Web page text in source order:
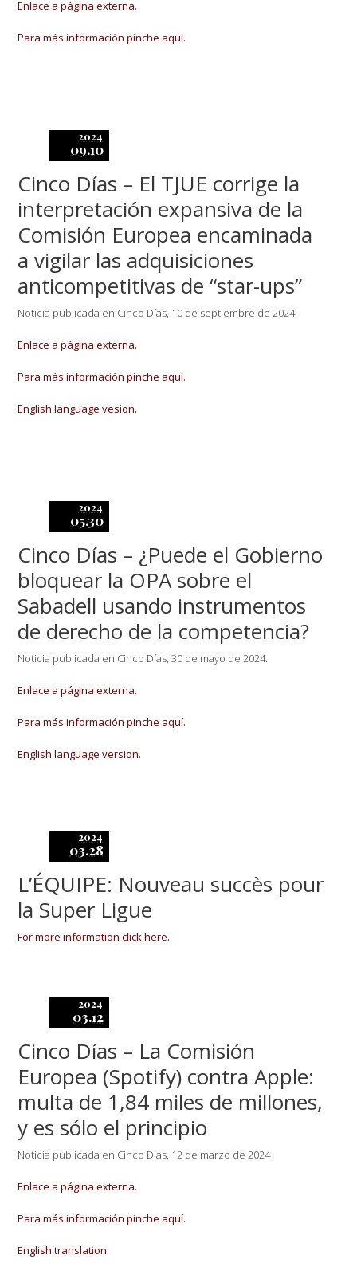
Enlace a página externa.
Para más información pinche aquí.
2024
09.10
Cinco Días – El TJUE corrige la
interpretación expansiva de la
Comisión Europea encaminada
a vigilar las adquisiciones
anticompetitivas de “star-ups”
Noticia publicada en Cinco Días, 10 de septiembre de 2024
Enlace a página externa.
Para más información pinche aquí.
English language vesion.
2024
05.30
Cinco Días – ¿Puede el Gobierno
bloquear la OPA sobre el
Sabadell usando instrumentos
de derecho de la competencia?
Noticia publicada en Cinco Días, 30 de mayo de 2024.
Enlace a página externa.
Para más información pinche aquí.
English language version.
2024
03.28
L’ÉQUIPE: Nouveau succès pour
la Super Ligue
For more information click here.
2024
03.12
Cinco Días – La Comisión
Europea (Spotify) contra Apple:
multa de 1,84 miles de millones,
y es sólo el principio
Noticia publicada en Cinco Días, 12 de marzo de 2024
Enlace a página externa.
Para más información pinche aquí.
English translation.